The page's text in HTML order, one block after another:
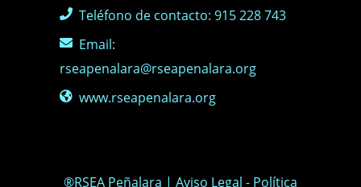
Teléfono de contacto: 915 228 743
Email:
rseapenalara@rseapenalara.org
www.rseapenalara.org
®RSEA Peñalara | Aviso Legal - Política